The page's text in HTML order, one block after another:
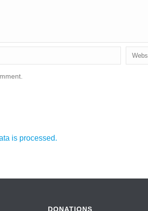
is processed.
DONATIONS